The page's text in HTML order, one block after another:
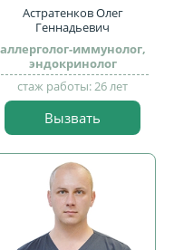
Астратенков Олег
Геннадьевич
аллерголог-иммунолог,
эндокринолог
стаж работы: 26 лет
Вызвать